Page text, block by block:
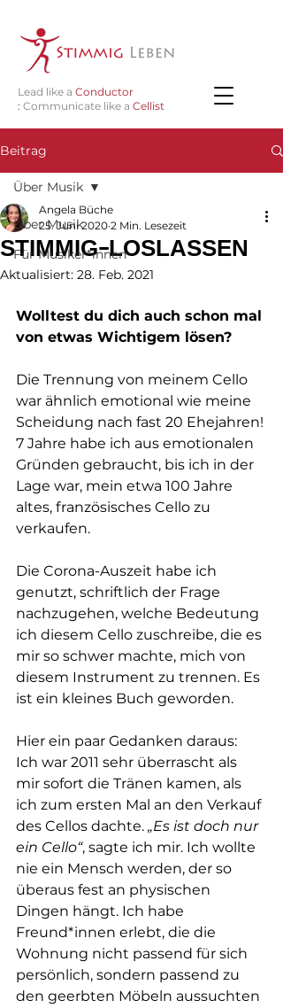
Lead like a Conductor
: Communicate like a Cellist
Beitrag
Über Musik
Für Musiker*innen
Über Musik
STIMMIG-LOSLASSEN
Angela Büche
25. Juni 2020 2 Min. Lesezeit
Aktualisiert: 28. Feb. 2021
Wolltest du dich auch schon mal
von etwas Wichtigem lösen?
Die Trennung von meinem Cello
war ähnlich emotional wie meine
Scheidung nach fast 20 Ehejahren!
7 Jahre habe ich aus emotionalen
Gründen gebraucht, bis ich in der
Lage war, mein etwa 100 Jahre
altes, französisches Cello zu
verkaufen.
Die Corona-Auszeit habe ich
genutzt, schriftlich der Frage
nachzugehen, welche Bedeutung
ich diesem Cello zuschreibe, die es
mir so schwer machte, mich von
diesem Instrument zu trennen. Es
ist ein kleines Buch geworden.
Hier ein paar Gedanken daraus:
Ich war 2011 sehr überrascht als
mir sofort die Tränen kamen, als
ich zum ersten Mal an den Verkauf
des Cellos dachte. „Es ist doch nur
ein Cello“, sagte ich mir. Ich wollte
nie ein Mensch werden, der so
überaus fest an physischen
Dingen hängt. Ich habe
Freund*innen erlebt, die die
Wohnung nicht passend für sich
persönlich, sondern passend zu
den geerbten Möbeln aussuchten